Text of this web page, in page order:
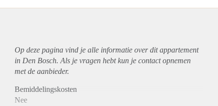
Op deze pagina vind je alle informatie over ditappartement
in Den Bosch. Als je vragen hebt kun je contact opnemen
met de aanbieder.
Bemiddelingskosten
Nee